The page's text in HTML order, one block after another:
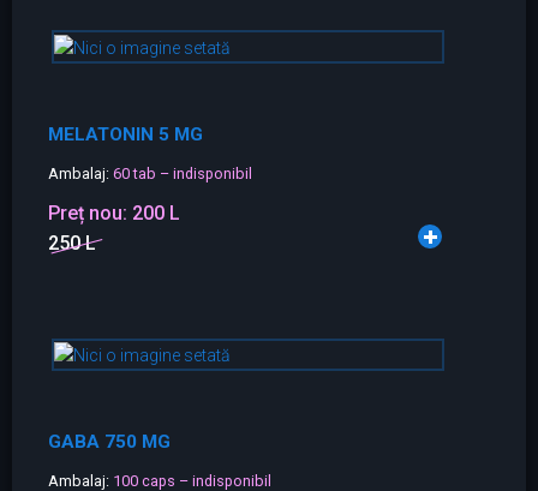
MELATONIN 5 MG
Ambalaj: 60 tab – indisponibil
Preț nou: 200 L
250 L
GABA 750 MG
Ambalaj: 100 caps – indisponibil